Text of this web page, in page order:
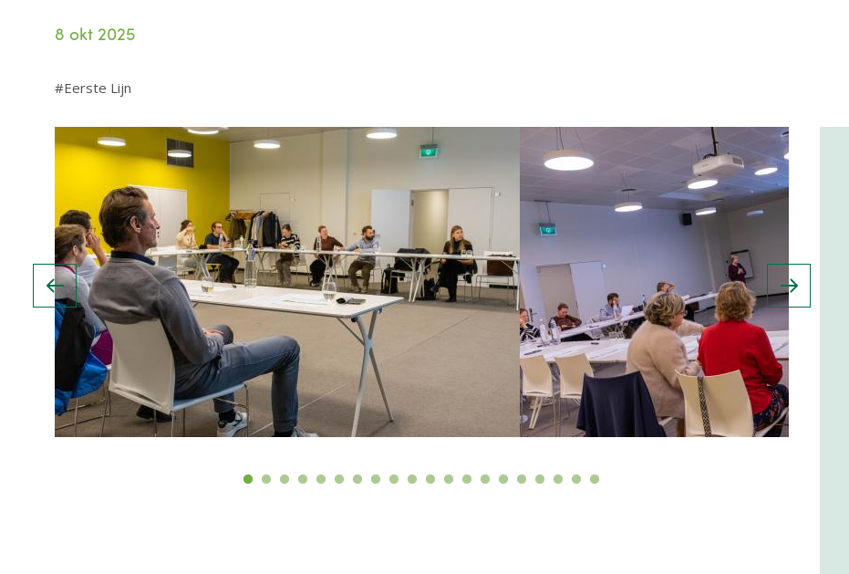
8 okt 2025
Eerste Lijn